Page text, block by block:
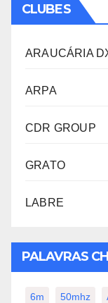
CLUBES
ARAUCÁRIA
ARPA
CDR GROUP
GRATO
LABRE
PALAVRAS
6m 50mhz